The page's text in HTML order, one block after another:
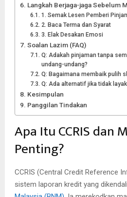
Langkah Berjaga-jaga Sebelum
1. Semak Lesen Pemberi
2. Baca Terma dan Syarat
3. Elak Desakan Emosi
Soalan Lazim (FAQ)
Q: Adakah pinjaman tanpa
undang-undang?
Q: Bagaimana membaik pulih
Q: Ada alternatif jika tidak
Kesimpulan
Panggilan Tindakan
Apa Itu CCRIS dan
Penting?
CCRIS (Central Credit Reference
sistem laporan kredit yang